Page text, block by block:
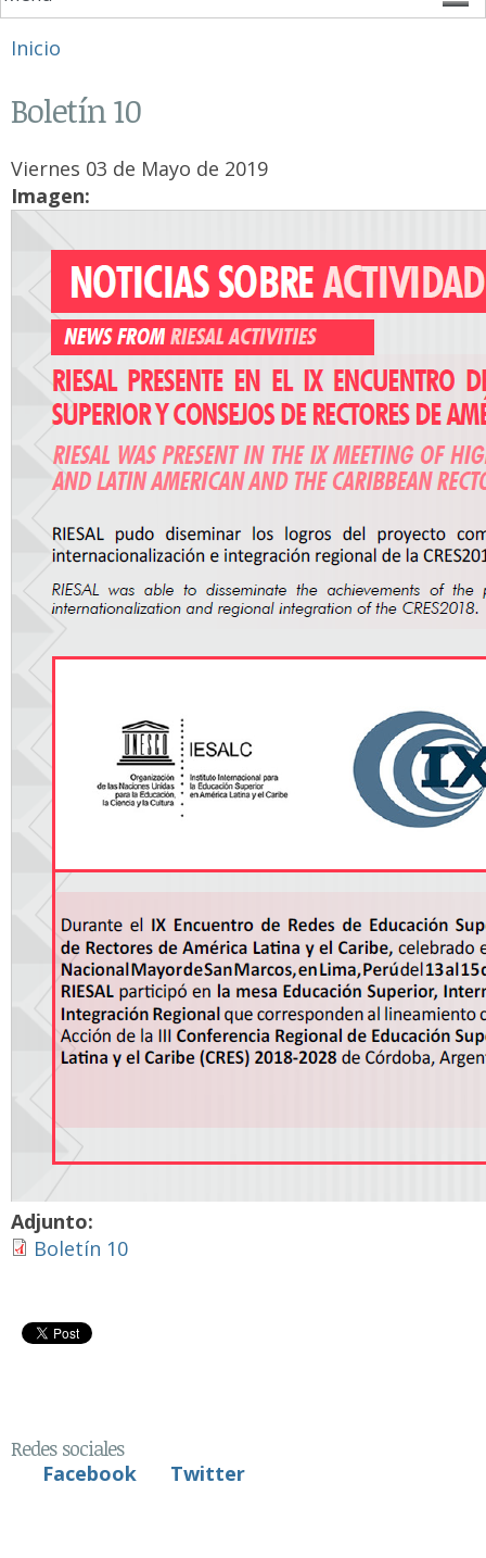
Se encuentra usted aquí
Inicio
Boletín 10
Viernes 03 de Mayo de 2019
Imagen:
Adjunto:
Boletín 10
Redes sociales
Facebook
Twitter